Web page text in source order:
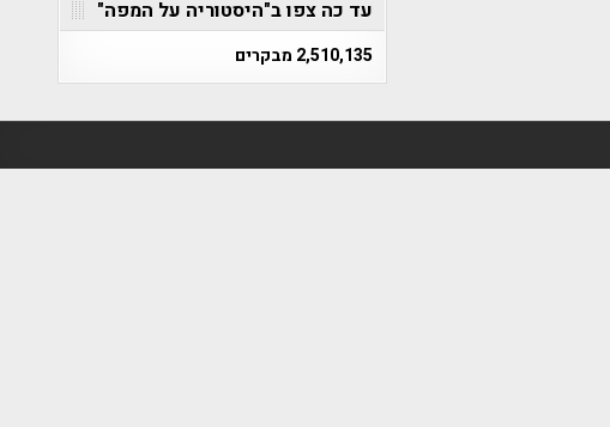
עד כה צפו ב"היסטוריה על המפה"
2,510,135 מבקרים